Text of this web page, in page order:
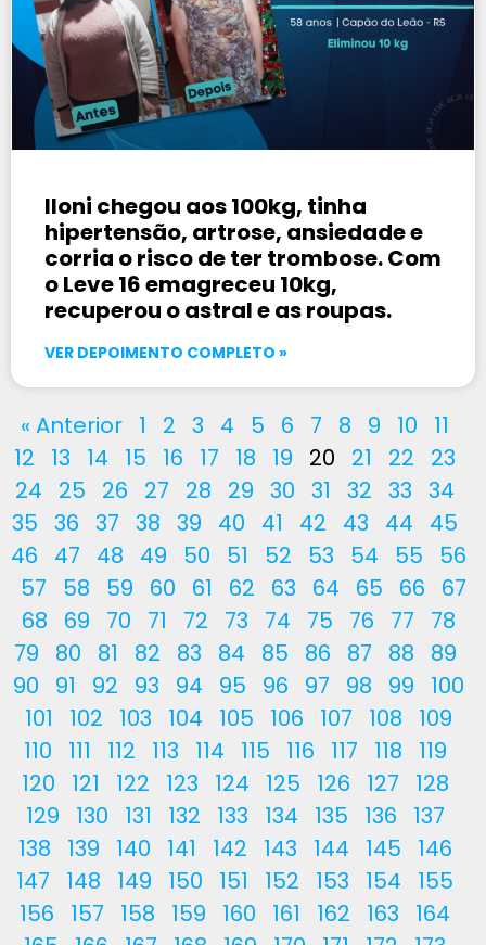
Iloni chegou aos 100kg, tinha
hipertensão, artrose, ansiedade e
corria o risco de ter trombose. Com
o Leve 16 emagreceu 10kg,
recuperou o astral e as roupas.
VER DEPOIMENTO COMPLETO »
« Anterior 1 2 3 4 5 6 7 8 9 10
11
12
13 14 15 16 17 18 19 20 21 22
23
24
25 26 27 28 29 30 31 32 33 34
35 36 37 38 39 40 41 42 43 44
45
46
47 48 49 50 51 52 53 54 55
56
57
58 59 60 61 62 63 64 65 66
67
68
69 70 71 72 73 74 75 76 77
78
79
80 81 82 83 84 85 86 87 88
89
90
91 92 93 94 95 96 97 98 99
100
101
102 103 104 105 106 107 108
109
110
111 112 113 114 115 116 117 118
119
120
121 122 123 124 125 126 127
128
129
130 131 132 133 134 135 136
137
138
139 140 141 142 143 144 145
146
147
148 149 150 151 152 153 154
155
156
157 158 159 160 161 162 163
164